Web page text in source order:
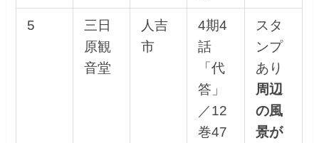
5
三日
原観
音堂
人吉
市
4期4
話
「代
答」
／12
巻47
スタ
ンプ
あり
周辺
の風
景が